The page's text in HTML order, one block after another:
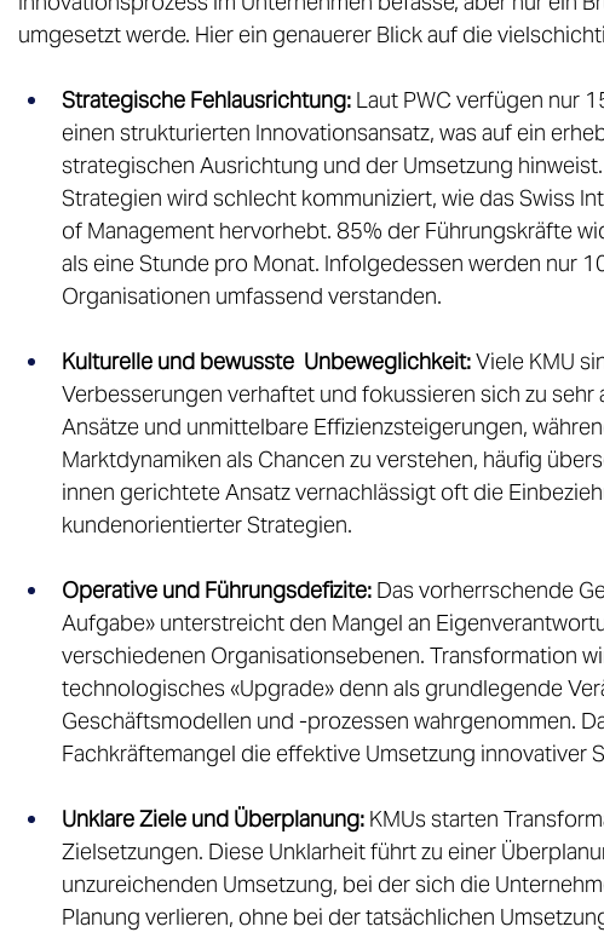
umgesetzt werde. Hier ein genauerer Blick auf die
Strategische Fehlausrichtung: Laut PWC verfügen nur
einen strukturierten Innovationsansatz, was auf ein
strategischen Ausrichtung und der Umsetzung
Strategien wird schlecht kommuniziert, wie das Swiss
of Management hervorhebt. 85% der Führungskräfte
als eine Stunde pro Monat. Infolgedessen werden nur
Organisationen umfassend verstanden.
Kulturelle und bewusste  Unbeweglichkeit: Viele KMU
Verbesserungen verhaftet und fokussieren sich zu
Ansätze und unmittelbare Effizienzsteigerungen,
Marktdynamiken als Chancen zu verstehen, häufig
innen gerichtete Ansatz vernachlässigt oft die
kundenorientierter Strategien.
Operative und Führungsdefizite: Das vorherrschende
Aufgabe» unterstreicht den Mangel an
verschiedenen Organisationsebenen. Transformation
technologisches «Upgrade» denn als grundlegende
Geschäftsmodellen und -prozessen wahrgenommen.
Fachkräftemangel die effektive Umsetzung innovativer
Unklare Ziele und Überplanung: KMUs starten
Zielsetzungen. Diese Unklarheit führt zu einer
unzureichenden Umsetzung, bei der sich die
Planung verlieren, ohne bei der tatsächlichen